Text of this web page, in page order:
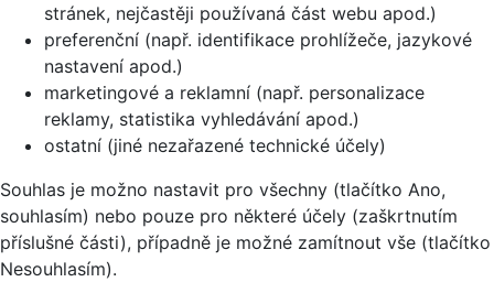
stránek, nejčastěji používaná část webu apod.)
preferenční (např. identifikace prohlížeče, jazykové
nastavení apod.)
marketingové a reklamní (např. personalizace
reklamy, statistika vyhledávání apod.)
ostatní (jiné nezařazené technické účely)
Souhlas je možno nastavit pro všechny (tlačítko Ano,
souhlasím) nebo pouze pro některé účely (zaškrtnutím
příslušné části), případně je možné zamítnout vše (tlačítko
Nesouhlasím).